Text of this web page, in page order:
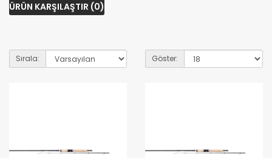
ÜRÜN KARŞILAŞTIR (0)
Sırala: Göster: